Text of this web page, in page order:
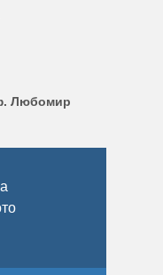
Любомир